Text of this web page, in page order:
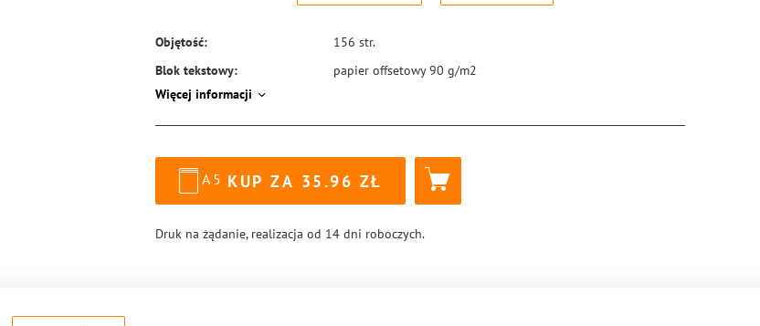
Objętość: 156 str.
Blok tekstowy:
papier offsetowy 90 g/m2
Format:
Okładka:
miękka
Rodzaj oprawy:
blok klejony
978-83-288-0979-6
Więcej informacji
A5 KUP ZA 35.96
Druk na żądanie, realizacja od 14 dni roboczych.